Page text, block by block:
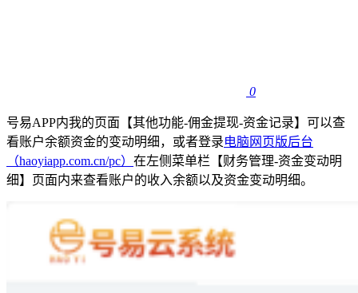
0
号易APP内我的页面【其他功能-佣金提现-资金记录】可以查
看账户余额资金的变动明细，或者登录电脑网页版后台
（haoyiapp.com.cn/pc） 在左侧菜单栏【财务管理-资金变动明
细】页面内来查看账户的收入余额以及资金变动明细。